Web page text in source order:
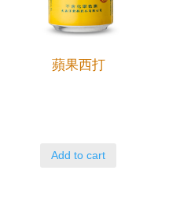
蘋果西打
Add to cart